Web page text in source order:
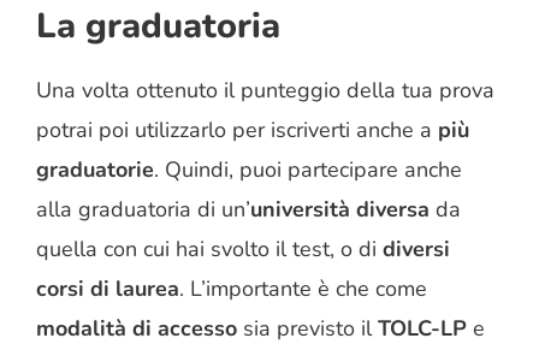
La graduatoria
Una volta ottenuto il punteggio della tua prova
potrai poi utilizzarlo per iscriverti anche a più
graduatorie. Quindi, puoi partecipare anche
alla graduatoria di un’università diversa da
quella con cui hai svolto il test, o di diversi
corsi di laurea. L’importante è che come
modalità di accesso sia previsto ilTOLC-LP e